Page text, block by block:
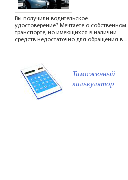
Вы получили водительское
удостоверение? Мечтаете о собственном
транспорте, но имеющихся в наличии
средств недостаточно для обращения в ...
Таможенный
калькулятор